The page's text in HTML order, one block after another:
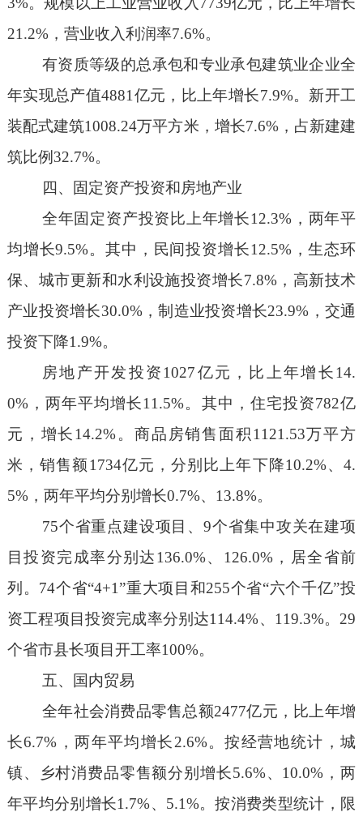
21.2%， 营业收入利润率7.6%。
有资质等级的总承包和专业承包建筑业企业全
年实现总产值4881亿元，比上年增长7.9%。新开工
装配式建筑1008.24万平方米 ，增长7.6%，占新建建
筑比例 32.7%。
四、固定资产投资和房地产业
全年固定资产投资比上年增长12.3%， 两年平
均增长9.5%。其中，民间投资增长12.5%，生态环
保、城市更新和水利设施投资增长7.8%，高新技术
产业投资增长30.0%，制造业投资增长23.9% ，交通
投资下降1.9%。
房地产开发投资1027亿元，比上年增长14.
0%，两年平均增长11.5%。 其中，住宅投资782亿
元，增长14.2%。 商品房销售面积1121.53万平方
米，销售额1734亿元， 分别 比上年下降10.2%、4.
5%，两年平均分别增长0.7%、 13.8%。
75个省重点建设项目、 9个省集中攻关在建项
目投资完成率分别达136.0%、 126.0%， 居全省前
列 。 74个省“4+1”重大项目和255个省“六个千亿”投
资工程项目 投资完成率分别达114.4%、 119.3%。29
个省市县长项目开工率100%。
五、国内贸易
全年社会消费品零售总额2477亿元，比上年增
长6.7% ，两年平均增长2.6%。按经营地统计，城
镇、乡村消费品零售额分别增长5.6%、 10.0% ，两
年平均分别 增长1.7%、 5.1%。按消费类型统计， 限